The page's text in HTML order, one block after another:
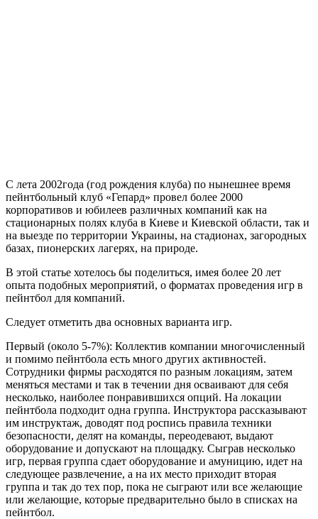
С лета 2002года (год рождения клуба) по нынешнее время
пейнтбольный клуб «Гепард» провел более 2000
корпоративов и юбилеев различных компаний как на
стационарных полях клуба в Киеве и Киевской области, так и
на выезде по территории Украины, на стадионах, загородных
базах, пионерских лагерях, на природе.
В этой статье хотелось бы поделиться, имея более 20 лет
опыта подобных мероприятий, о форматах проведения игр в
пейнтбол для компаний.
Следует отметить два основных варианта игр.
Первый (около 5-7%): Коллектив компании многочисленный
и помимо пейнтбола есть много других активностей.
Сотрудники фирмы расходятся по разным локациям, затем
меняться местами и так в течении дня осваивают для себя
несколько, наиболее понравившихся опций. На локации
пейнтбола подходит одна группа. Инструктора рассказывают
им инструктаж, доводят под роспись правила техники
безопасности, делят на команды, переодевают, выдают
оборудование и допускают на площадку. Сыграв несколько
игр, первая группа сдает оборудование и амуницию, идет на
следующее развлечение, а на их место приходит вторая
группа и так до тех пор, пока не сыграют или все желающие
или желающие, которые предварительно было в списках на
пейнтбол.